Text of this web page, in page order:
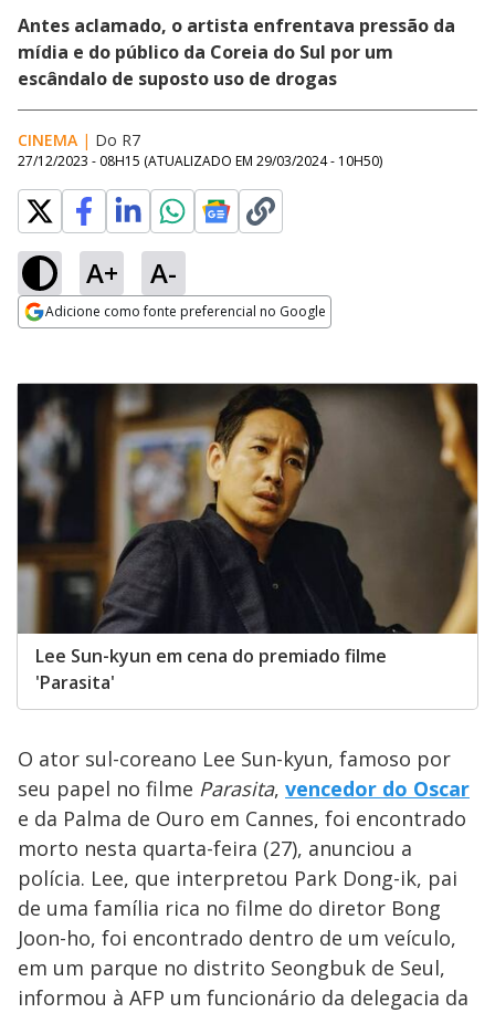
Antes aclamado, o artista enfrentava pressão da
mídia e do público da Coreia do Sul por um
escândalo de suposto uso de drogas
CINEMA | Do R7
27/12/2023 - 08H15 (ATUALIZADO EM 29/03/2024 - 10H50)
A+ A-
Adicione como fonte preferencial no Google
Lee Sun-kyun em cena do premiado filme
'Parasita'
O ator sul-coreano Lee Sun-kyun, famoso por
seu papel no filme Parasita, vencedor do Oscar
e da Palma de Ouro em Cannes, foi encontrado
morto nesta quarta-feira (27), anunciou a
polícia. Lee, que interpretou Park Dong-ik, pai
de uma família rica no filme do diretor Bong
Joon-ho, foi encontrado dentro de um veículo,
em um parque no distrito Seongbuk de Seul,
informou à AFP um funcionário da delegacia da